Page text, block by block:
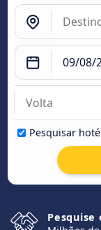
Pesquisar
Pesquise